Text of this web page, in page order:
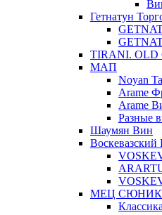
Гетнатун
TIRANI. OLD
МАП
Noyan
Arame
Arame
Разные
Шаумян Вин
Воскевазский
МЕЦ СЮНИК
Классика